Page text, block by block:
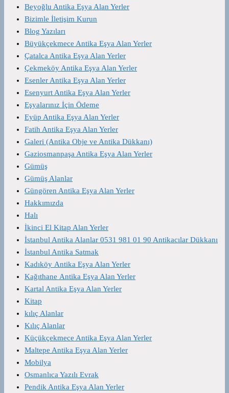
Beyoğlu Antika Eşya Alan Yerler
Bizimle İletişim Kurun
Blog Yazıları
Büyükçekmece Antika Eşya Alan Yerler
Çatalca Antika Eşya Alan Yerler
Çekmeköy Antika Eşya Alan Yerler
Esenler Antika Eşya Alan Yerler
Esenyurt Antika Eşya Alan Yerler
Eşyalarınız İçin Ödeme
Eyüp Antika Eşya Alan Yerler
Fatih Antika Eşya Alan Yerler
Galeri (Antika Obje ve Antika Dükkanı)
Gaziosmanpaşa Antika Eşya Alan Yerler
Gümüş
Gümüş Alanlar
Güngören Antika Eşya Alan Yerler
Hakkımızda
Halı
İkinci El Kitap Alan Yerler
İstanbul Antika Alanlar 0531 981 01 90 Antikacılar Dükkanı
İstanbul Antika Satmak
Kadıköy Antika Eşya Alan Yerler
Kağıthane Antika Eşya Alan Yerler
Kartal Antika Eşya Alan Yerler
Kitap
kılıç Alanlar
Kılıç Alanlar
Küçükçekmece Antika Eşya Alan Yerler
Maltepe Antika Eşya Alan Yerler
Mobilya
Osmanlıca Yazılı Evrak
Pendik Antika Eşya Alan Yerler